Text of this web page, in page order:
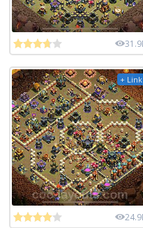
+ Link